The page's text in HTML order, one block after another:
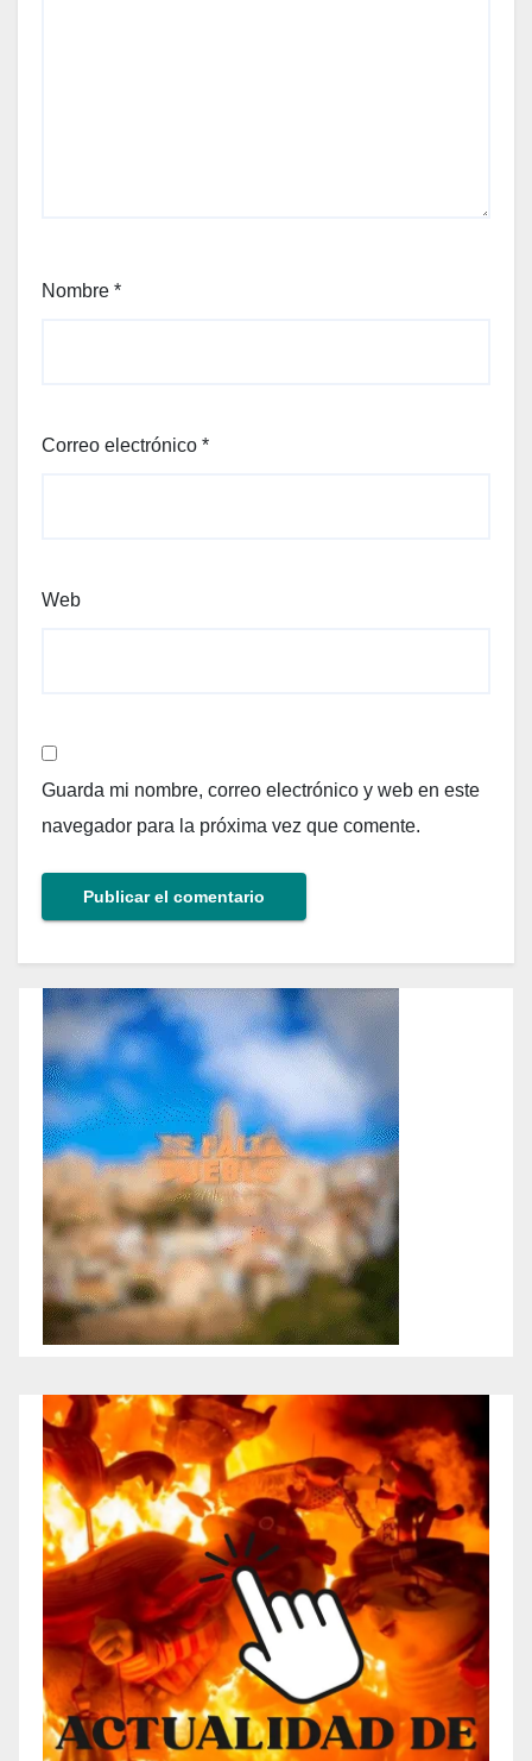
Nombre *
Correo electrónico *
Web
Guarda mi nombre, correo electrónico y web en este
navegador para la próxima vez que comente.